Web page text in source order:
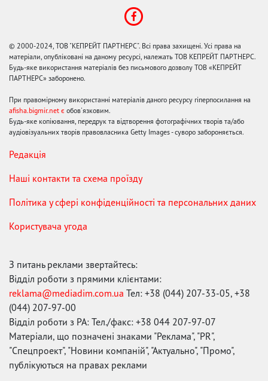
© 2000-2024, ТОВ "КЕПРЕЙТ ПАРТНЕРС". Всі права захищені. Усі права на
матеріали, опубліковані на даному ресурсі, належать ТОВ КЕПРЕЙТ ПАРТНЕРС.
Будь-яке використання матеріалів без письмового дозволу ТОВ «КЕПРЕЙТ
ПАРТНЕРС» заборонено.
При правомірному використанні матеріалів даного ресурсу гіперпосилання на
afisha.bigmir.net є обов'язковим.
Будь-яке копіювання, передрук та відтворення фотографічних творів та/або
аудіовізуальних творів правовласника Getty Images - суворо забороняється.
Редакція
Наші контакти та схема проїзду
Політика у сфері конфіденційності та персональних даних
Користувача угода
З питань реклами звертайтесь:
Відділ роботи з прямими клієнтами:
reklama@mediadim.com.ua Тел: +38 (044) 207-33-05, +38
(044) 207-97-00
Відділ роботи з РА: Тел./факс: +38 044 207-97-07
Матеріали, що позначені знаками "Реклама", "PR",
"Спецпроект", "Новини компаній", "Актуально", "Промо",
публікуються на правах реклами